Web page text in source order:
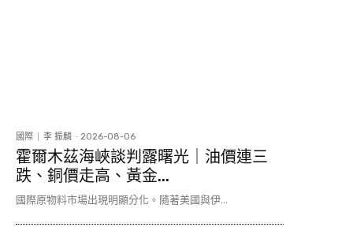
國際 李 振麟 - 2026-08-06
霍爾木茲海峽談判露曙光｜油價連三
跌、銅價走高、黃金...
國際原物料市場出現明顯分化。隨著美國與伊...